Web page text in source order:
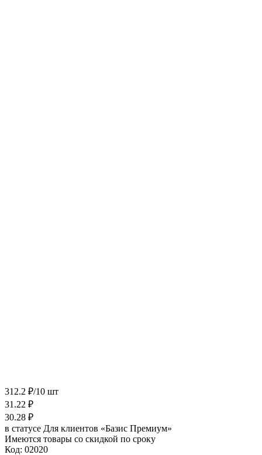
312.2 ₽/10 шт
31.22 ₽
30.28 ₽
в статусе Для клиентов «Базис Премиум»
Имеются товары со скидкой по сроку
Код: 02020